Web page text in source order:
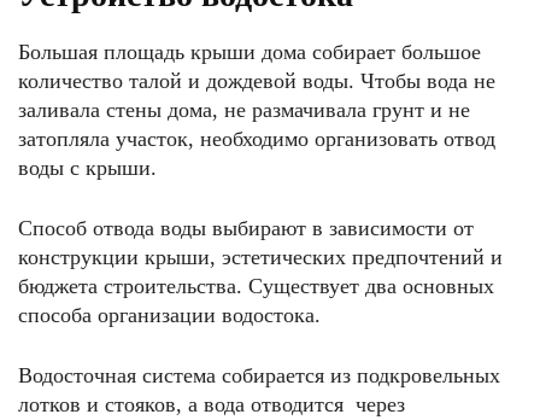
Большая площадь крыши дома собирает большое
количество талой и дождевой воды. Чтобы вода не
заливала стены дома, не размачивала грунт и не
затопляла участок, необходимо организовать отвод
воды с крыши.
Способ отвода воды выбирают в зависимости от
конструкции крыши, эстетических предпочтений и
бюджета строительства. Существует два основных
способа организации водостока.
Водосточная система собирается из подкровельных
лотков и стояков, а вода отводится через